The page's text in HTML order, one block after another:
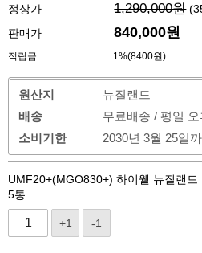
정상가 1,290,000원 (
판매가
840,000원
적립금 1%(8400원)
원산지
뉴질랜드
배송
무료배송 / 평일
소비기한
2030년 3월 25일
UMF20+(MGO830+) 하이웰 뉴질랜
5통
+1 -1